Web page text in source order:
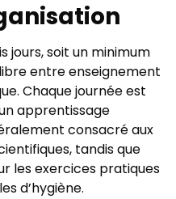
jours, soit un minimum
entre enseignement
Chaque journée est
apprentissage
consacré aux
tandis que
les exercices pratiques
d’hygiène.